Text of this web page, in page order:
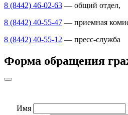
8 (8442) 46-02-63 — общий отдел,
8 (8442) 40-55-47 — приемная
8 (8442) 40-55-12 — пресс-служба
Форма обращения
Имя